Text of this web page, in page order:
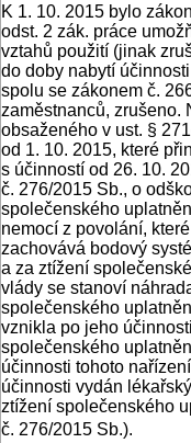
K 1. 10. 2015 bylo
odst. 2 zák. práce
vztahů použití (jinak
do doby nabytí
spolu se zákonem č.
zaměstnanců, zrušeno.
obsaženého v ust. §
od 1. 10. 2015, které
s účinností od 26. 10.
č. 276/2015 Sb., o
společenského
nemocí z povolání,
zachovává bodový
a za ztížení
vlády se stanoví
společenského
vznikla po jeho
společenského
účinnosti tohoto
účinnosti vydán
ztížení společenského
č. 276/2015 Sb.).